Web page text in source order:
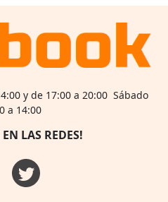
y de 17:00 a 20:00 Sábado
a 14:00
LAS REDES!